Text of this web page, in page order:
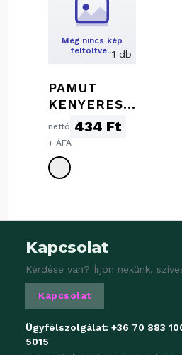
Még nincs kép
feltöltve…1 db
PAMUT
KENYERES
ZSÁK
nettó 434 Ft
+ ÁFA
Kapcsolat
Kérdése van? Írjon nekünk,
Kapcsolat
Ügyfélszolgálat: +36 70 883
5015